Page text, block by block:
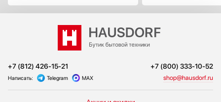
+7 (812) 426-15-21 +7 (800) 333-10-52
Написать: Telegram MAX shop@hausdorf.ru